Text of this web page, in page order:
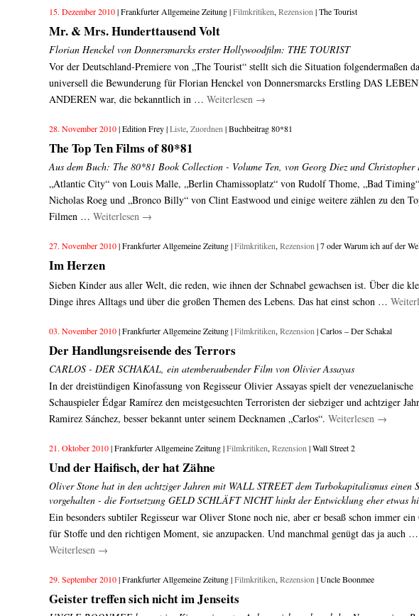
15. Dezember 2010| Frankfurter Allgemeine Zeitung |Filmkritiken, Rezension | The Tourist
Mr. & Mrs. Hunderttausend Volt
Florian Henckel von Donnersmarcks erster Hollywoodfilm: THE TOURIST
Vor der Deutschland-Premiere von „The Tourist“ stellt sich die Situation folgendermaßen
universell die Bewunderung für Florian Henckel von Donnersmarcks Erstling DAS
ANDEREN war, die bekanntlich in … Weiterlesen →
28. November 2010| Edition Frey |Liste, Zuordnen | Buchbeitrag 80*81
The Top Ten Films of 80*81
Aus dem Buch: The 80*81 Book Collection - Volume Ten, von Georg Diez und Christopher
„Atlantic City“ von Louis Malle, „Berlin Chamissoplatz“ von Rudolf Thome, „Bad
Nicholas Roeg und „Bronco Billy“ von Clint Eastwood und einige weitere zählen zu den
Filmen … Weiterlesen →
27. November 2010| Frankfurter Allgemeine Zeitung |Filmkritiken, Rezension | 7 oder Warum ich auf der
Im Herzen
Sieben Kinder aus aller Welt, die reden, wie ihnen der Schnabel gewachsen ist. Über die
Dinge ihres Alltags und über die großen Themen des Lebens. Das hat einst schon …
03. November 2010| Frankfurter Allgemeine Zeitung |Filmkritiken, Rezension | Carlos – Der Schakal
Der Handlungsreisende des Terrors
CARLOS - DER SCHAKAL, ein atemberaubender Film von Olivier Assayas
In der dreistündigen Kinofassung von Regisseur Olivier Assayas spielt der venezuelanische
Schauspieler Édgar Ramírez den meistgesuchten Terroristen der siebziger und achtziger
Ramirez Sánchez, besser bekannt unter seinem Decknamen „Carlos“. Weiterlesen →
21. Oktober 2010| Frankfurter Allgemeine Zeitung |Filmkritiken, Rezension | Wall Street 2
Und der Haifisch, der hat Zähne
Oliver Stone hat in den achtziger Jahren mit WALL STREET dem Turbokapitalismus einen
vorgehalten - die Fortsetzung GELD SCHLÄFT NICHT hinkt der Entwicklung eher etwas
Ein besonders subtiler Regisseur war Oliver Stone noch nie, aber er besaß schon immer ein
für Stoffe und den richtigen Moment, sie anzupacken. Und manchmal genügt das ja auch …
Weiterlesen →
29. September 2010| Frankfurter Allgemeine Zeitung |Filmkritiken, Rezension | Uncle Boonmee
Geister treffen sich nicht im Jenseits